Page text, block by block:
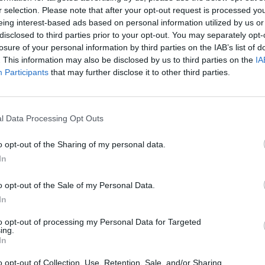
selection. Please note that after your opt-out request is processed
interest-based ads based on personal information utilized by us
to third parties prior to your opt-out. You may separately
of your personal information by third parties on the IAB’s list of
This information may also be disclosed by us to third parties on the
Participants that may further disclose it to other third parties.
Data Processing Opt Outs
opt-out of the Sharing of my personal data.
opt-out of the Sale of my Personal Data.
opt-out of processing my Personal Data for Targeted
opt-out of Collection, Use, Retention, Sale, and/or Sharing
aki a Magyarországon egyedülálló daganatterápiát
legutóbb a hírekbe. A szakemberrel beszélgettünk
az orvoslás jövőjéről, a magánegészségügy
főorvos vallja: egy társadalmi új szövetséget
is rögzített egészségügyi ellátáshoz való jog
2026Új lehetőségek a magyar egészségügy előtt - De mégis
mielőtt rátérnénk a nemrégiben bejelentett egyedülálló
ezelőtti nyilatkozatában úgy fogalmazott, hogy a medicina...
portfolio.hu hírarchívumához tartozik, melynek olvasása
tartalmazza: